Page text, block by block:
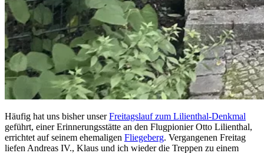
Häufig hat uns bisher unserFreitagslauf zum Lilienthal-Denkmal
geführt, einer Erinnerungsstätte an den Flugpionier Otto Lilienthal,
errichtet auf seinem ehemaligen Fliegeberg. Vergangenen Freitag
liefen Andreas IV., Klaus und ich wieder die Treppen zu einem